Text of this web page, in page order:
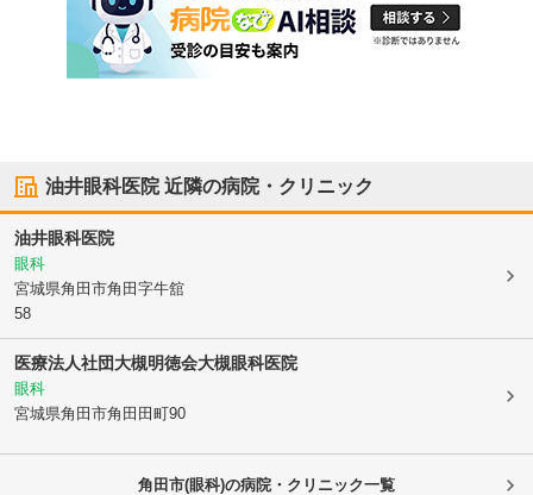
油井眼科医院近隣の病院・クリニック
油井眼科医院
眼科
宮城県角田市角田字牛舘
58
医療法人社団大槻明徳会大槻眼科医院
眼科
宮城県角田市角田田町90
角田市(眼科)の病院・クリニック一覧